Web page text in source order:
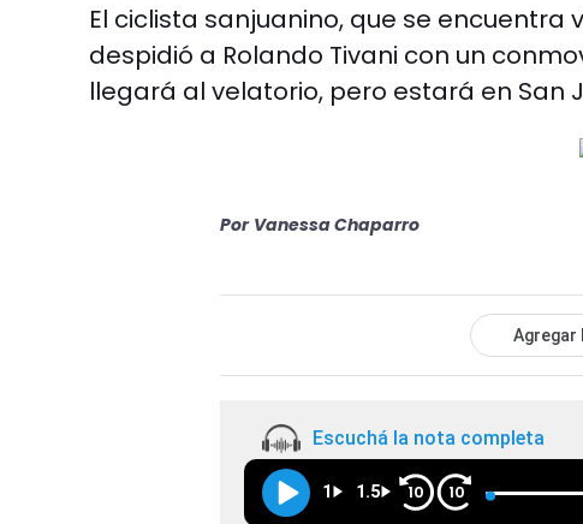
El ciclista sanjuanino, que se
despidió a Rolando Tivani con un
llegará al velatorio, pero estará en San
Por Vanessa Chaparro
Agregar
Escuchá la nota completa
1 1.5 10 10